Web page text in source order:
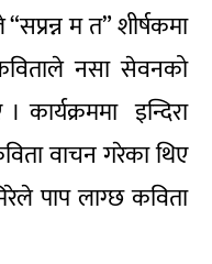
म त” शीर्षकमा
नसा सेवनको
कार्यक्रममा इन्दिरा
वाचन गरेका थिए
पाप लाग्छ कविता